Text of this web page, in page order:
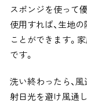
スポンジを使って
使用すれば、生地
ことができます。
です。
洗い終わったら、
射日光を避け風通